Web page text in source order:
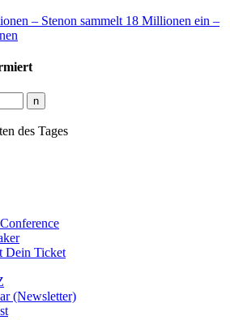
– Stenon sammelt 18 Millionen ein –
des Tages
Dein Ticket
(Newsletter)